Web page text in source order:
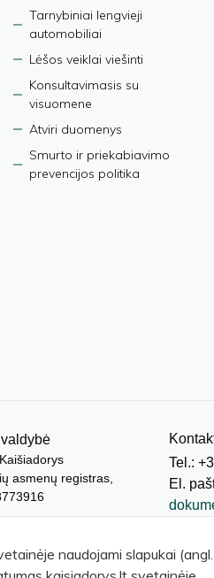
Tarnybiniai lengvieji
automobiliai
Lėšos veiklai viešinti
Konsultavimasis su
visuomene
Atviri duomenys
Smurto ir priekabiavimo
prevencijos politika
asmenų registras,
Tel.:
El.
naudojami slapukai